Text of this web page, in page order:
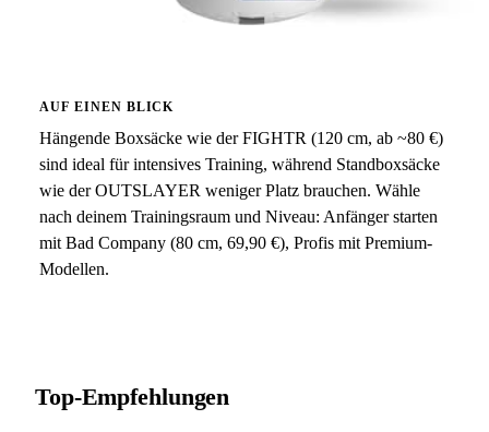
AUF EINEN BLICK
Hängende Boxsäcke wie der FIGHTR (120 cm, ab ~80 €)
sind ideal für intensives Training, während Standboxsäcke
wie der OUTSLAYER weniger Platz brauchen. Wähle
nach deinem Trainingsraum und Niveau: Anfänger starten
mit Bad Company (80 cm, 69,90 €), Profis mit Premium-
Modellen.
Top-Empfehlungen